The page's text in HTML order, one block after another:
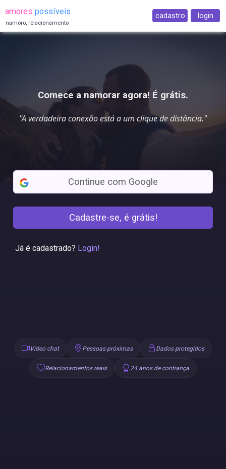
amores possíveis
namoro, relacionamento
cadastro login
Comece a namorar agora! É grátis.
"A verdadeira conexão está a um cliquede distância."
Continue com Google
Cadastre-se, é grátis!
Já é cadastrado? Login!
Vídeo chat Pessoas próximas Dados protegidos
Relacionamentos reais 24 anos de confiança